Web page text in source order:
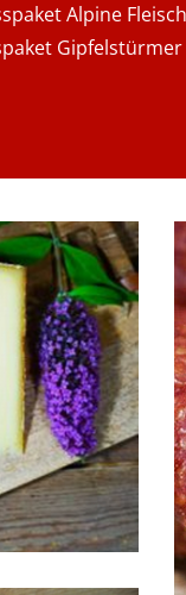
Alpine
Gipfelstürmer